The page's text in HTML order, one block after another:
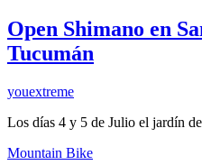
Open Shimano en
Tucumán
youextreme
Los días 4 y 5 de Julio el jardín
Mountain Bike